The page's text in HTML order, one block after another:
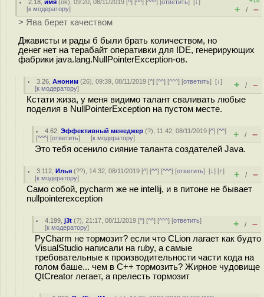
2.18 ,имя (ok), 09:20, 08/11/2019 [^] [^^] [^^^] [ответить][↓]
[к модератору] + / –
> Ява берет качеством
Джависты и рады б были брать количеством, но
денег нет на терабайт оперативки для IDE, генерирующих
фабрики java.lang.NullPointerException-ов.
3.26 ,Аноним (26), 09:39, 08/11/2019 [^] [^^] [^^^] [ответить][↓]
[к модератору] + / –
Кстати жиза, у меня видимо талант сваливать любые
поделия в NullPointerException на пустом месте.
4.62 ,Эффективный менеджер (?), 11:42, 08/11/2019 [^] [^^]
[^^^] [ответить] [к модератору] + / –
Это тебя осенило сияние таланта создателей Java.
3.112 ,Илья (??), 14:32, 08/11/2019 [^] [^^] [^^^] [ответить][↓] [↑]
[к модератору] + / –
Само собой, pycharm же не intellij, и в питоне не бывает
nullpointerexception
4.199 ,j3t (?), 21:17, 08/11/2019 [^] [^^] [^^^] [ответить]
[к модератору] + / –
PyCharm не тормозит? если что CLion лагает как будто
VisualStudio написали на ruby, а самые
требовательные к производительности части кода на
голом баше... чем в C++ тормозить? Жирное чудовище
QtCreator легает, а прелесть тормозит